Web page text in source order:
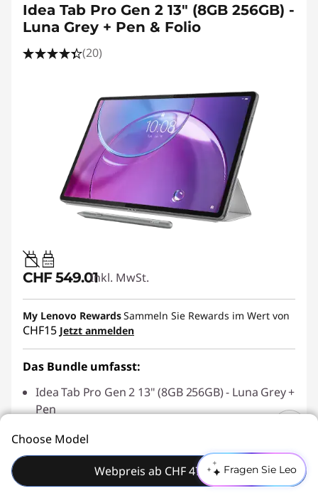
Fragen Sie Leo
Idea Tab Pro Gen 2 13" (8GB 256GB) -
Luna Grey + Pen & Folio
(20)
20W-60W
USB PD
CHF 549.01Inkl. MwSt.
My Lenovo RewardsSammeln Sie Rewards im Wert von
CHF15 Jetzt anmelden
Das Bundle umfasst:
Idea Tab Pro Gen 2 13" (8GB 256GB) - Luna Grey +
Pen
Lenovo Folio-Hülle Idea Tab Pro Gen 2
(Wolkengrau)
Voraussichtliche Lieferung 07.08. bei Bestellung bis
01:00 morgen
Choose Model
Webpreis ab CHF 479.00